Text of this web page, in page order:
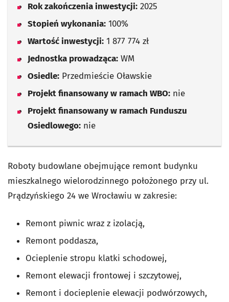
Rok zakończenia inwestycji: 2025
Stopień wykonania: 100%
Wartość inwestycji: 1 877 774 zł
Jednostka prowadząca: WM
Osiedle: Przedmieście Oławskie
Projekt finansowany w ramach WBO: nie
Projekt finansowany w ramach Funduszu
Osiedlowego: nie
Roboty budowlane obejmujące remont budynku
mieszkalnego wielorodzinnego położonego przy ul.
Prądzyńskiego 24 we Wrocławiu w zakresie:
Remont piwnic wraz z izolacją,
Remont poddasza,
Ocieplenie stropu klatki schodowej,
Remont elewacji frontowej i szczytowej,
Remont i docieplenie elewacji podwórzowych,